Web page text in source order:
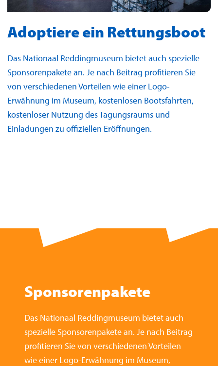
Adoptiere ein Rettungsboot
Das Nationaal Reddingmuseum bietet auch spezielle
Sponsorenpakete an. Je nach Beitrag profitieren Sie
von verschiedenen Vorteilen wie einer Logo-
Erwähnung im Museum, kostenlosen Bootsfahrten,
kostenloser Nutzung des Tagungsraums und
Einladungen zu offiziellen Eröffnungen.
Sponsorenpakete
Das Nationaal Reddingmuseum bietet auch
spezielle Sponsorenpakete an. Je nach Beitrag
profitieren Sie von verschiedenen Vorteilen
wie einer Logo-Erwähnung im Museum,